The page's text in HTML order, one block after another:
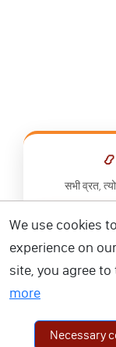
सभी व्रत,
We use cookies
experience on
site, you agree
more
Necessary